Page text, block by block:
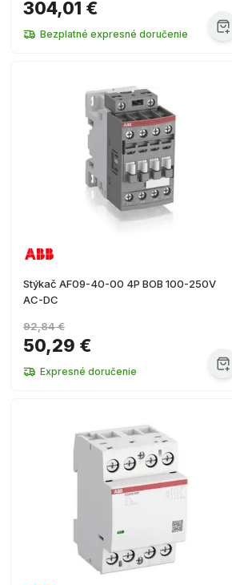
304,01 €
Bezplatné expresné doručenie
Stýkač AF09-40-00 4P BOB 100-250V
AC-DC
50,29 €
92,84 €
Expresné doručenie